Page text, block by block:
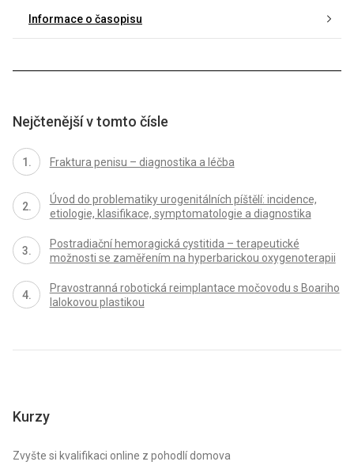
Informace o časopisu
Nejčtenější v tomto čísle
Fraktura penisu – diagnostika a léčba
Úvod do problematiky urogenitálních píštělí: incidence,
etiologie, klasifikace, symptomatologie a diagnostika
Postradiační hemoragická cystitida – terapeutické
možnosti se zaměřením na hyperbarickou oxygenoterapii
Pravostranná robotická reimplantace močovodu s Boariho
lalokovou plastikou
Kurzy
Zvyšte si kvalifikaci online z pohodlí domova